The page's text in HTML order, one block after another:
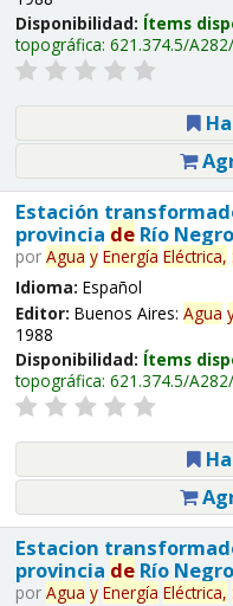
Disponibilidad: Ítems
topográfica: 621.374.5/
Estación
provincia deRío Negro
por Agua y Energía Eléctrica,
Idioma: Español
Editor: Buenos Aires: Agua
1988
Disponibilidad: Ítems
topográfica: 621.374.5/
Estacion
provincia deRío
por Agua y Energía Eléctrica,